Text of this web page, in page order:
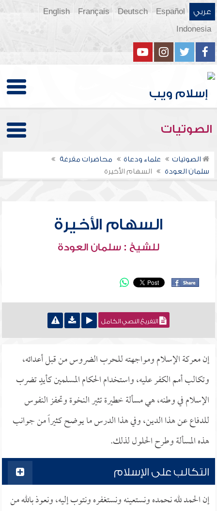
عربي Español
Deutsch
Français
English
Indonesia
الصوتيات
الصوتيات علماء ودعاة
محاضرات مفرغة
سلمان العودة
السهام الأخيرة
السهام الأخيرة
للشيخ : سلمان العودة
التفريغ النصي الكامل
إن معركة الإسلام ومواجهته للحرب الضروس من قبل أعدائه،
وتكالب أمم الكفر عليه، واستخدام الحكام المسلمين كأيدٍ تضرب
الإسلام في وطنه، هي مسألة خطيرة تثير النخوة وتحفز النفوس
للدفاع عن هذا الدين، وفي هذا الدرس ما يوضح كثيراً من جوانب
هذه المسألة وطرح الحلول لذلك.
التكالب على الإسلام
إن الحمد لله نحمده ونستعينه ونستغفره ونتوب إليه، ونعوذ بالله من